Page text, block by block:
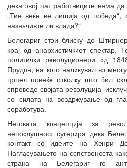
дека овој пат работниците нема
„Тие веќе ве лишија од победа“,
назначивте ли влада?“
Белегариг стои блиску до
крај од анархистичкиот спектар.
политички револуционери од
Прудон, на кого наликувал во
црпел повеќе отколку што бил
спроведе својата револуција,
со силата на воздржување од
соработува.
Неговата концепција за
непослушност сугерира дека
контакт со идеите на Хенри
Нагласувањето на сопственоста
страна на Белегариг го